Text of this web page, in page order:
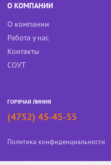
О КОМПАНИИ
О компании
Работа у нас
Контакты
СОУТ
ГОРЯЧАЯ ЛИНИЯ
(4752) 45-45-55
Политика конфиденциальности